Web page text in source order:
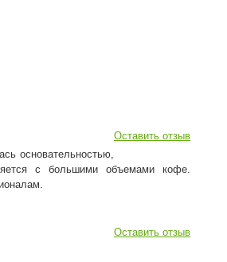
Оставить отзыв
основательностью,
с большими объемами кофе.
Оставить отзыв